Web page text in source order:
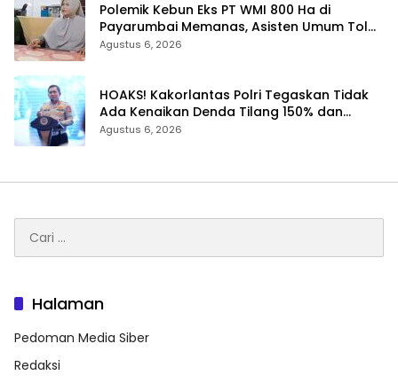
Polemik Kebun Eks PT WMI 800 Ha di
Payarumbai Memanas, Asisten Umum Tolak
Dikelola Agrinas dan Tantang Presiden
Agustus 6, 2026
HOAKS! Kakorlantas Polri Tegaskan Tidak
Ada Kenaikan Denda Tilang 150% dan
Tilang Manual Menyeluruh
Agustus 6, 2026
untuk:
Halaman
Pedoman Media Siber
Redaksi